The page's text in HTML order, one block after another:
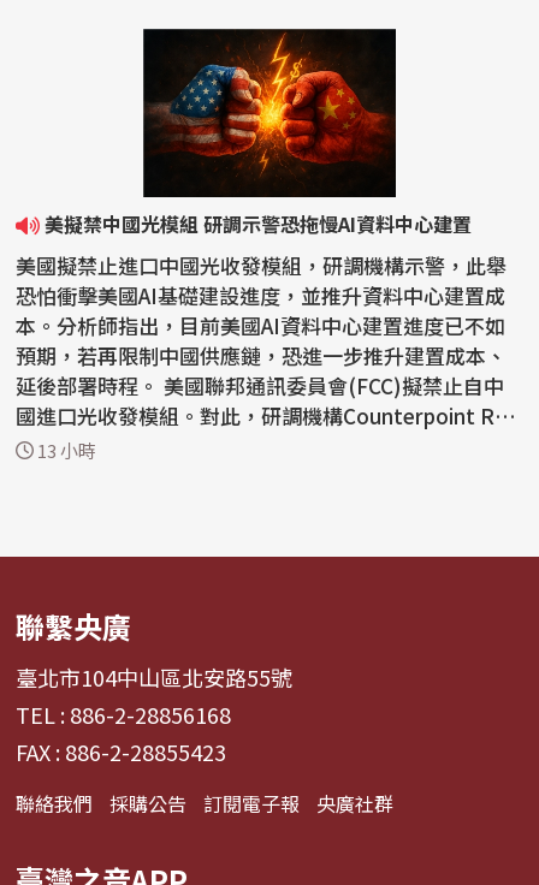
美擬禁中國光模組 研調示警恐拖慢AI資料中心建置
美國擬禁止進口中國光收發模組，研調機構示警，此舉
恐怕衝擊美國AI基礎建設進度，並推升資料中心建置成
本。分析師指出，目前美國AI資料中心建置進度已不如
預期，若再限制中國供應鏈，恐進一步推升建置成本、
延後部署時程。 美國聯邦通訊委員會(FCC)擬禁止自中
國進口光收發模組。對此，研調機構Counterpoint Res
earc...
13 小時
聯繫央廣
臺北市104中山區北安路55號
TEL : 886-2-28856168
FAX : 886-2-28855423
聯絡我們 採購公告 訂閱電子報 央廣社群